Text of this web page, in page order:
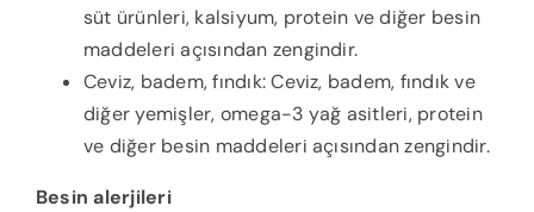
süt ürünleri, kalsiyum, protein ve diğer besin
maddeleri açısından zengindir.
Ceviz, badem, fındık: Ceviz, badem, fındık ve
diğer yemişler, omega-3 yağ asitleri, protein
ve diğer besin maddeleri açısından zengindir.
Besin alerjileri